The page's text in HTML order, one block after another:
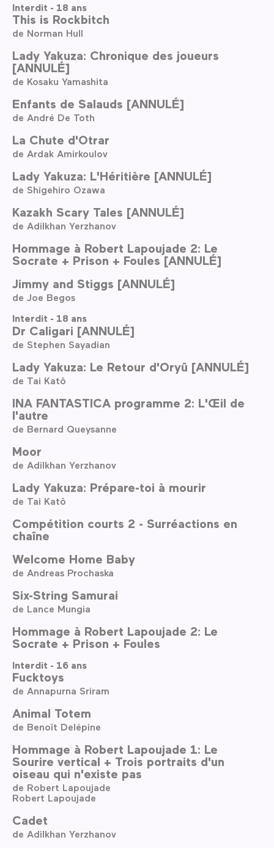
Interdit - 18 ans
This is Rockbitch
de Norman Hull
Lady Yakuza: Chronique des joueurs
[ANNULÉ]
de Kosaku Yamashita
Enfants de Salauds [ANNULÉ]
de André De Toth
La Chute d'Otrar
de Ardak Amirkoulov
Lady Yakuza: L'Héritière [ANNULÉ]
de Shigehiro Ozawa
Kazakh Scary Tales [ANNULÉ]
de Adilkhan Yerzhanov
Hommage à Robert Lapoujade 2: Le
Socrate + Prison + Foules [ANNULÉ]
Jimmy and Stiggs [ANNULÉ]
de Joe Begos
Interdit - 18 ans
Dr Caligari [ANNULÉ]
de Stephen Sayadian
Lady Yakuza: Le Retour d'Oryû [ANNULÉ]
de Tai Katô
INA FANTASTICA programme 2: L'Œil de
l'autre
de Bernard Queysanne
Moor
de Adilkhan Yerzhanov
Lady Yakuza: Prépare-toi à mourir
de Tai Katô
Compétition courts 2 - Surréactions en
chaîne
Welcome Home Baby
de Andreas Prochaska
Six-String Samurai
de Lance Mungia
Hommage à Robert Lapoujade 2: Le
Socrate + Prison + Foules
Interdit - 16 ans
Fucktoys
de Annapurna Sriram
Animal Totem
de Benoît Delépine
Hommage à Robert Lapoujade 1: Le
Sourire vertical + Trois portraits d'un
oiseau qui n'existe pas
de Robert Lapoujade
Robert Lapoujade
Cadet
de Adilkhan Yerzhanov